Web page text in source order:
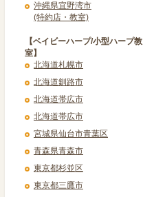
沖縄県宜野湾市
(特約店・教室)
【ベイビーハープ/小型ハープ教
室】
北海道札幌市
北海道釧路市
北海道帯広市
北海道帯広市
宮城県仙台市青葉区
青森県青森市
東京都杉並区
東京都三鷹市